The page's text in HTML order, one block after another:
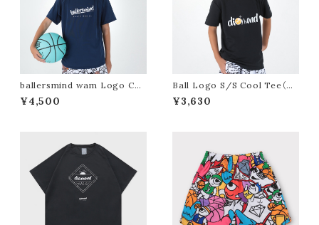
ballersmind wam Logo Co
ol Tee（Navy）
¥4,500
Ball Logo S/S Cool Tee（Bl
ack）
¥3,630